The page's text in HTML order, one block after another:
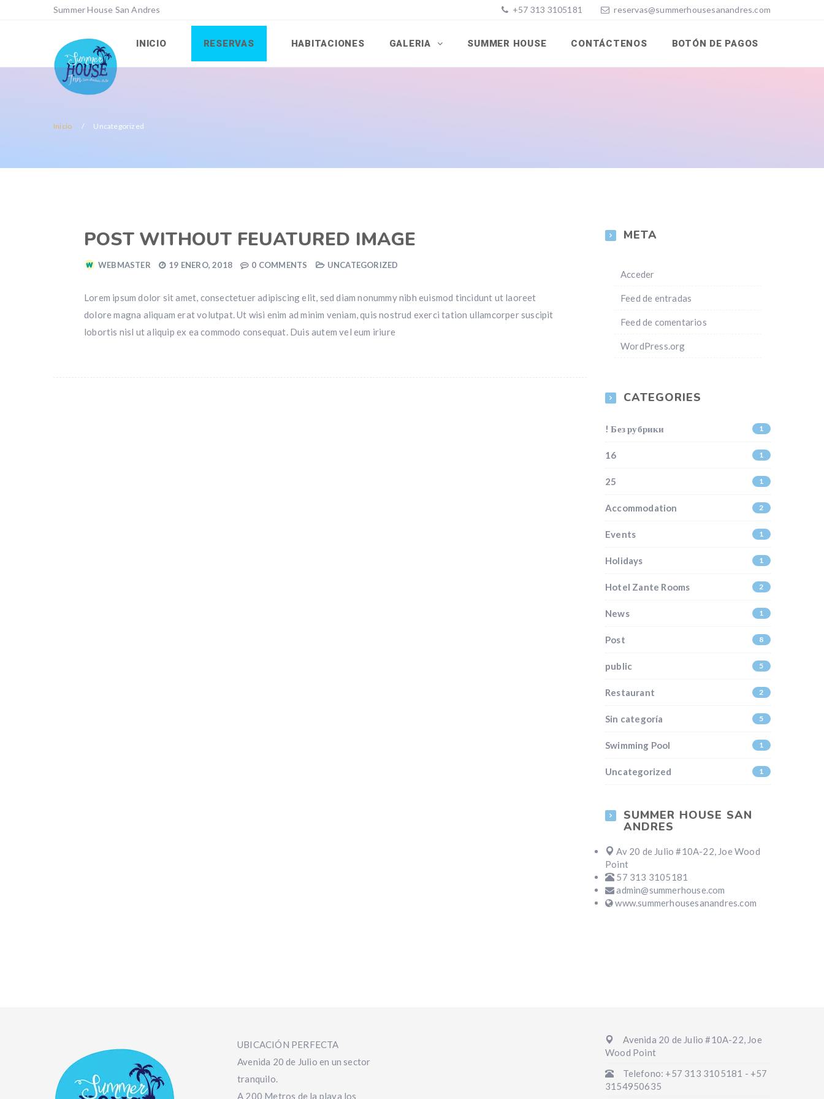
Summer House San Andres +57 313 3105181 reservas@summerhousesanandres.com
INICIO RESERVAS HABITACIONES GALERIA SUMMER HOUSE CONTÁCTENOS BOTÓN DE PAGOS
Inicio Uncategorized
POST WITHOUT FEUATURED IMAGE
WEBMASTER 19 ENERO, 2018 0 COMMENTS UNCATEGORIZED
Lorem ipsum dolor sit amet, consectetuer adipiscing elit, sed diam nonummy nibh euismod tincidunt ut laoreet
dolore magna aliquam erat volutpat. Ut wisi enim ad minim veniam, quis nostrud exerci tation ullamcorper suscipit
lobortis nisl ut aliquip ex ea commodo consequat. Duis autem vel eum iriure
META
Acceder
Feed de entradas
Feed de comentarios
WordPress.org
CATEGORIES
! Без рубрики 1
16 1
25 1
Accommodation 2
Events 1
Holidays 1
Hotel Zante Rooms 2
News 1
Post 8
public 5
Restaurant 2
Sin categoría 5
Swimming Pool 1
Uncategorized 1
SUMMER HOUSE SAN
ANDRES
Av 20 de Julio #10A-22, Joe Wood
Point
57 313 3105181
admin@summerhouse.com
www.summerhousesanandres.com
UBICACIÓN PERFECTA
Avenida 20 de Julio en un sector
tranquilo.
A 200 Metros de la playa los
Avenida 20 de Julio #10A-22, Joe
Wood Point
Telefono: +57 313 3105181 - +57
3154950635